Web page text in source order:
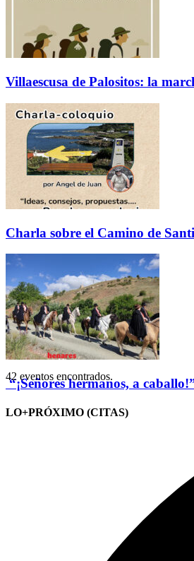
Villaescusa de Palositos: la
Charla sobre el Camino de
“¡Señores hermanos, a
LO+PRÓXIMO (CITAS)
42 eventos encontrados.